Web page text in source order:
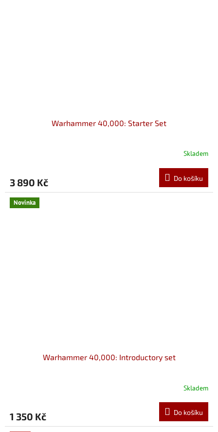
Warhammer 40,000: Starter Set
Skladem
3 890 Kč Do košíku
Novinka
Warhammer 40,000: Introductory set
Skladem
1 350 Kč Do košíku